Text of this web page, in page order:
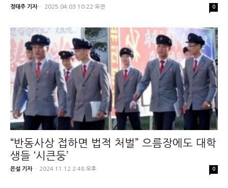
정태주 기자 - 2025.04.03 10:22 오전 0
“반동사상 접하면 법적 처벌” 으름장에도 대학
생들 ‘시큰둥’
은설 기자 - 2024.11.12 2:48 오후 0